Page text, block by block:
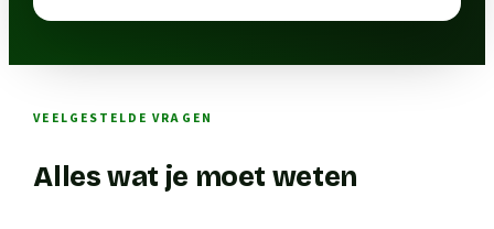
VEELGESTELDE VRAGEN
Alles wat je moet weten